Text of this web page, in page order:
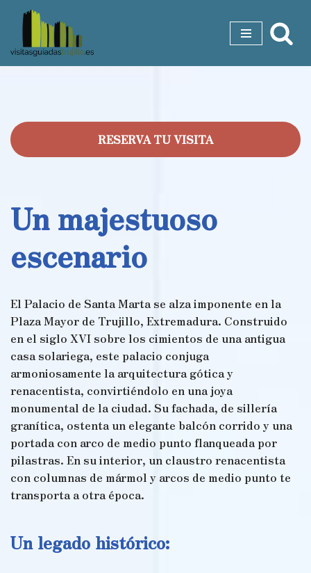
Saltar
al
RESERVA TU VISITA
Un majestuoso
escenario
El Palacio de Santa Marta se alza imponente en la
Plaza Mayor de Trujillo, Extremadura. Construido
en el siglo XVI sobre los cimientos de una antigua
casa solariega, este palacio conjuga
armoniosamente la arquitectura gótica y
renacentista, convirtiéndolo en una joya
monumental de la ciudad. Su fachada, de sillería
granítica, ostenta un elegante balcón corrido y una
portada con arco de medio punto flanqueada por
pilastras. En su interior, un claustro renacentista
con columnas de mármol y arcos de medio punto te
transporta a otra época.
Un legado histórico: